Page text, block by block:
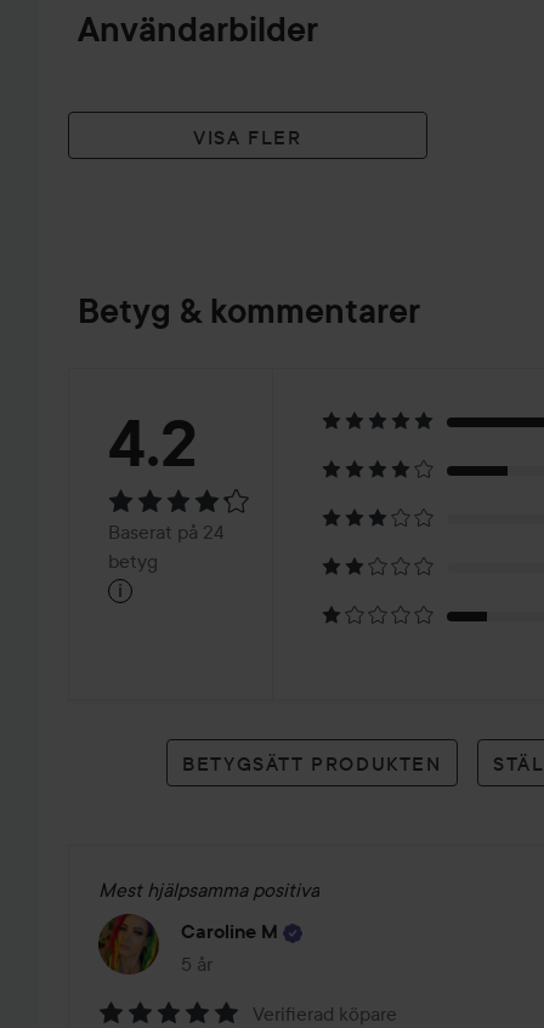
Användarbilder
VISA FLER
Betyg & kommentarer
Betyg:
4.2Baserat
på
betyg
4.2
Baserat på 24
betyg
i
BETYGSÄTT PRODUKTEN
Mest hjälpsamma positiva
Caroline M
5 år
Inlägget skapades 5 år
Verifierad köpare